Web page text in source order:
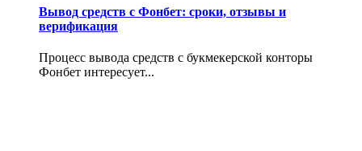
Вывод средств с Фонбет: сроки, отзывы и
верификация
Процесс вывода средств с букмекерской конторы
Фонбет интересует...